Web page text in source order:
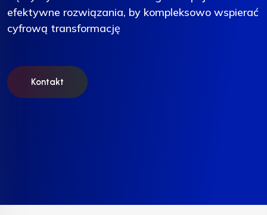
efektywne rozwiązania, by kompleksowo wspierać
cyfrową transformację
Kontakt
efektywne rozwiązania, by kompleksowo wspierać
cyfrową transformację
Kontakt
efektywne rozwiązania, by kompleksowo wspierać
cyfrową transformację
Kontakt